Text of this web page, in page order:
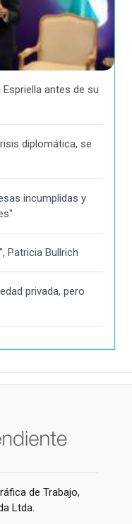
antes de su
diplomática, se
incumplidas y
Patricia Bullrich
privada, pero
de Trabajo,
Ltda.